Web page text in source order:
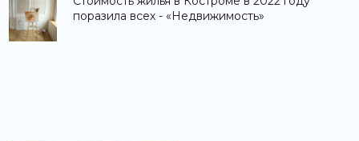
поразила всех - «Недвижимость»